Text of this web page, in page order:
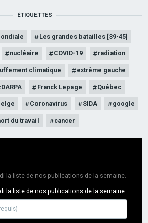
ÉTIQUETTES
Les grandes batailles [39-45]
nucléaire COVID-19 radiation
climatique extrême gauche
DARPA Franck Lepage Québec
Coronavirus SIDA google
du travail cancer
la liste de nos publications de la semaine.
la liste de nos publications de la semaine.